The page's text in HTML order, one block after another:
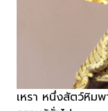
เหรา หนึ่งสัตว์หิม